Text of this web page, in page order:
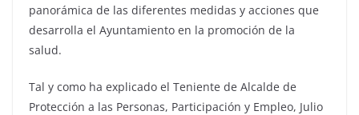
panorámica de las diferentes medidas y acciones que
desarrolla el Ayuntamiento en la promoción de la
salud.
Tal y como ha explicado el Teniente de Alcalde de
Protección a las Personas, Participación y Empleo, Julio